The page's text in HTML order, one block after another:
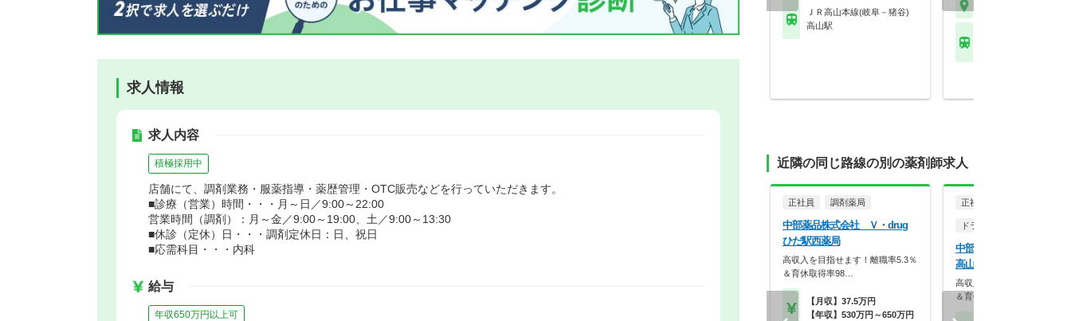
求人情報
求人内容
積極採用中
店舗にて、調剤業務・服薬指導・薬歴管理・OTC販売などを行っていただきます。
■診療（営業）時間・・・月～日／9:00～22:00
営業時間（調剤）：月～金／9:00～19:00、土／9:00～13:30
■休診（定休）日・・・調剤定休日：日、祝日
■応需科目・・・内科
給与
年収650万円以上可
ＪＲ高山本線(岐阜－猪谷)
高山駅
近隣の同じ路線の別の薬剤師求人
正社員 調剤薬局
中部薬品株式会社 Ｖ・drug
ひだ駅西薬局
高収入を目指せます！離職率5.3％
＆育休取得率98…
【月収】37.5万円
【年収】530万円～650万円
正社員
ドラッグストア（調剤併設
中部薬品株式会社 Ｖ・
高山東店
高収入を目指せます！離職率
＆育休取得率98…